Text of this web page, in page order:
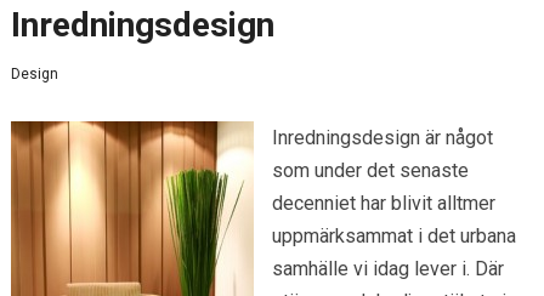
Inredningsdesign
Design
Inredningsdesign är något
som under det senaste
decenniet har blivit alltmer
uppmärksammat i det urbana
samhälle vi idag lever i. Där